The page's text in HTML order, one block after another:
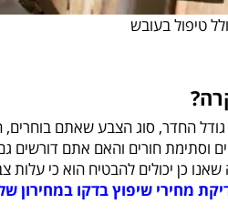
טיפול בעובש
החדר, סוג הצבע שאתם בוחרים,
וסתימת חורים והאם אתם דורשים
כן יכולים להבטיח הוא כי עלות
מחירי שיפוץ בדקו במחירון